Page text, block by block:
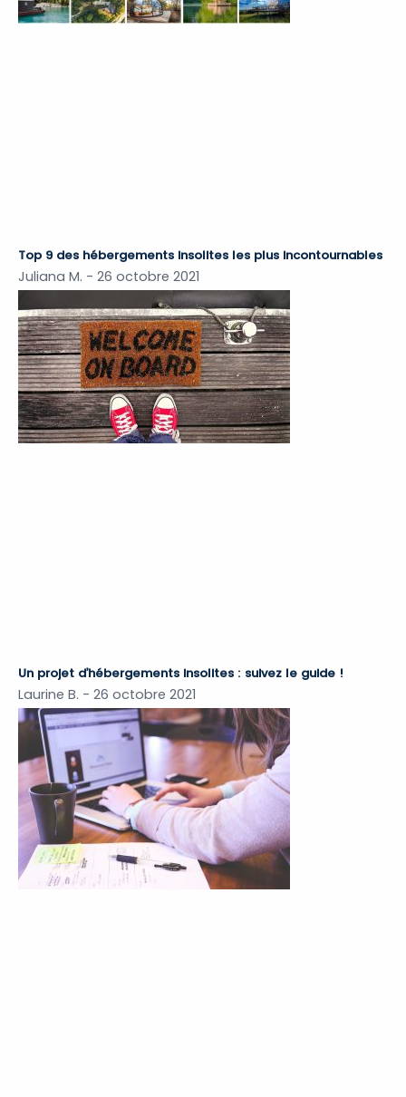
Top 9 des hébergements insolites les plus incontournables
Juliana M. 26 octobre 2021
Un projet d’hébergements insolites : suivez le guide !
Laurine B. 26 octobre 2021